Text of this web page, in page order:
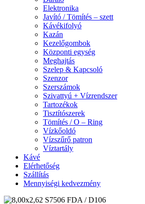
Elektronika
Javító / Tömítés – szett
Kávékifolyó
Kazán
Kezelőgombok
Központi egység
Meghajtás
Szelep & Kapcsoló
Szenzor
Szerszámok
Szivattyú + Vízrendszer
Tartozékok
Tisztítószerek
Tömítés / O – Ring
Vízkőoldó
Vízszűrő patron
Víztartály
Kávé
Elérhetőség
Szállítás
Mennyiségi kedvezmény